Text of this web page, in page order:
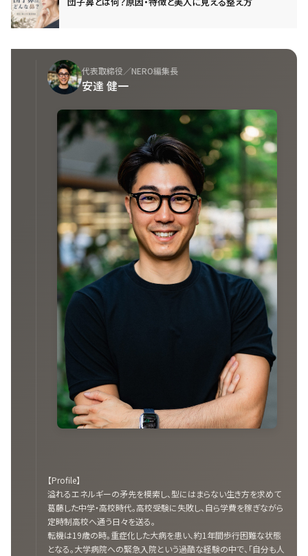
代表取締役／NERO編集長
安達 健一
【Profile】
溢れるエネルギーの矛先を模索し、型にはまらない生き方を求めて
葛藤した中学・高校時代。高校受験に失敗し、自ら学費を稼ぎながら
定時制高校へ通う日々を送る。
転機は19歳の時。重症化した大病を患い、約1年間歩行困難な状態
となる。大学病院への緊急入院という過酷な経験の中で、「自分も人